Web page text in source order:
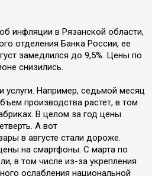
инфляции в Рязанской области,
отделения Банка России, ее
замедлился до 9,5%. Цены по
снизились.
услуги. Например, седьмой месяц
производства растет, в том
В целом за год цены
А вот
в августе стали дороже.
на смартфоны. С марта по
в том числе из-за укрепления
ослабления национальной